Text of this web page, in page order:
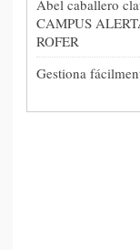
Abel caballero
CAMPUS
ROFER
Gestiona